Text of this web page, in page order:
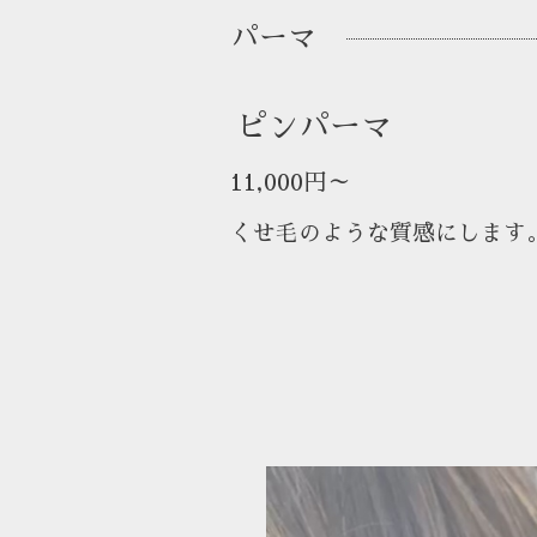
パーマ
ピンパーマ
11,000円～
くせ毛のような質感にします